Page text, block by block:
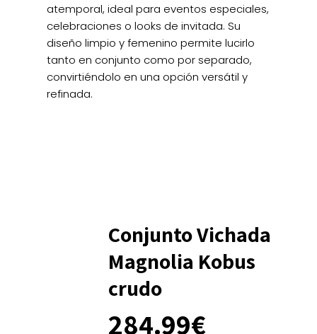
atemporal, ideal para eventos especiales,
celebraciones o looks de invitada. Su
diseño limpio y femenino permite lucirlo
tanto en conjunto como por separado,
convirtiéndolo en una opción versátil y
refinada.
Conjunto Vichada
Magnolia Kobus
crudo
284.99€